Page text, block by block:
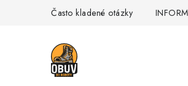
Často kladené otázky